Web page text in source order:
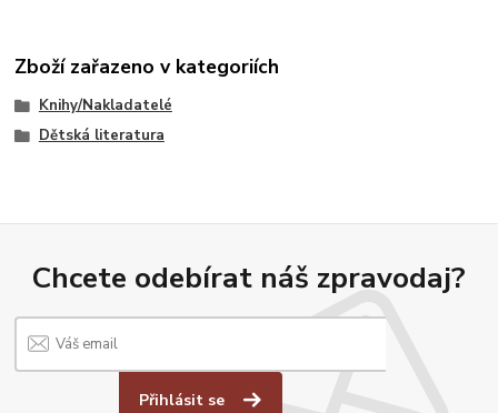
Zboží zařazeno v kategoriích
Knihy/Nakladatelé
Dětská literatura
Chcete odebírat náš zpravodaj?
Přihlásit se